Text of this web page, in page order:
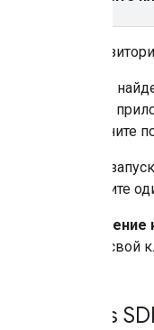
В
Там вы
версии
примените
После
Выберите
ли вы свой
Maps